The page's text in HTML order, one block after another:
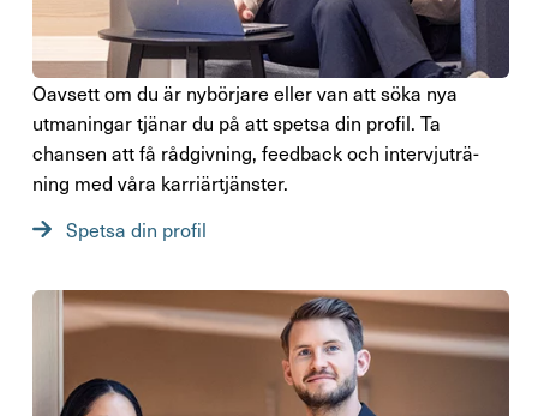
Oavsett om du är nybör­jare eller van att söka nya
utma­ningar tjänar du på att spetsa din profil. Ta
chansen att få rådgiv­ning, feed­back och inter­vju­trä­
ning med våra karriär­tjänster.
Spetsa din profil